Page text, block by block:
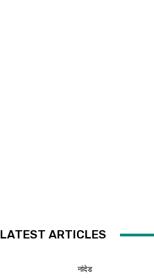
LATEST ARTICLES
नांदेड